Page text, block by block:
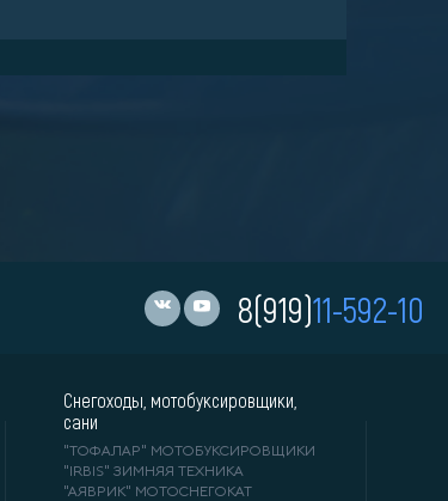
8(919)11-592-10
Снегоходы, мотобуксировщики,
сани
"ТОФАЛАР" МОТОБУКСИРОВЩИКИ
"IRBIS" ЗИМНЯЯ ТЕХНИКА
"АЯВРИК" МОТОСНЕГОКАТ